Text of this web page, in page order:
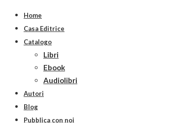
Home
Casa Editrice
Catalogo
Libri
Ebook
Audiolibri
Autori
Blog
Pubblica con noi